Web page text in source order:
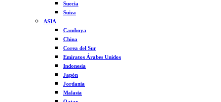
Suecia
Suiza
ASIA
Camboya
China
Corea del Sur
Emiratos Árabes Unidos
Indonesia
Japón
Jordania
Malasia